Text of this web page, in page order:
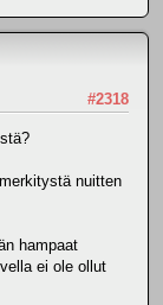
#2318
nuitten
hampaat
ei ole ollut